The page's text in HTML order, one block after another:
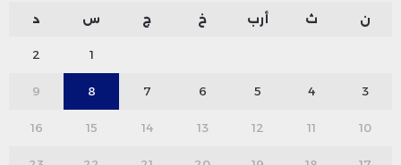
ن ث أرب خ ج س د
1
2
3
4
5
6
7
8
9
10
11
12
13
14
15
16